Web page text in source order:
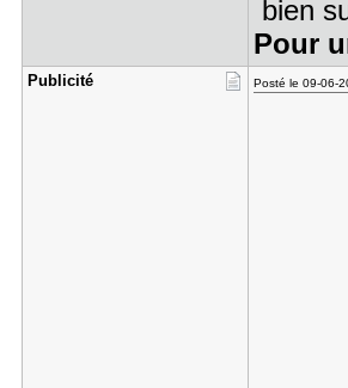
bien
Pour
Publicité Posté le 09-06-